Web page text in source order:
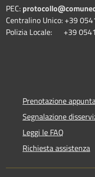
PEC:
Centralino Unico: +39
Polizia Locale: +39
Prenotazione
Segnalazione
Leggi le FAQ
Richiesta assistenza